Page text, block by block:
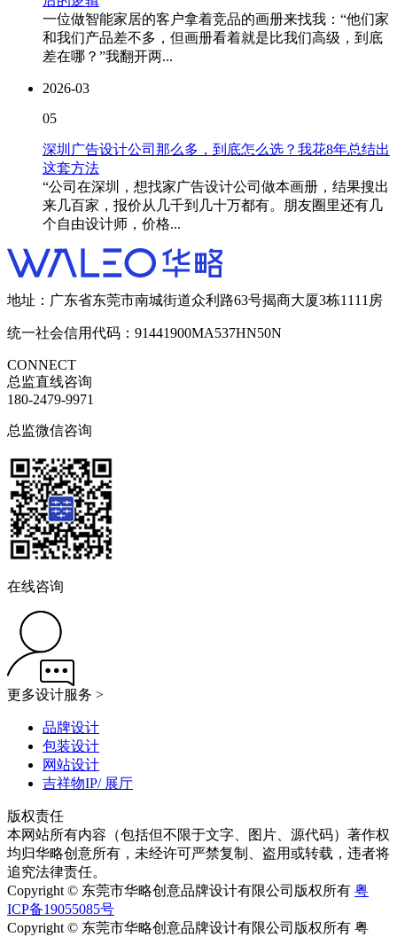
一位做智能家居的客户拿着竞品的画册来找我：“他们家
和我们产品差不多，但画册看着就是比我们高级，到底
差在哪？”我翻开两...
2026-03
05
深圳广告设计公司那么多，到底怎么选？我花8年总结出
这套方法
“公司在深圳，想找家广告设计公司做本画册，结果搜出
来几百家，报价从几千到几十万都有。朋友圈里还有几
个自由设计师，价格...
地址：广东省东莞市南城街道众利路63号揭商大厦3栋1111房
统一社会信用代码：91441900MA537HN50N
CONNECT
总监直线咨询
180-2479-9971
总监微信咨询
在线咨询
更多设计服务 >
品牌设计
包装设计
网站设计
吉祥物IP/ 展厅
版权责任
本网站所有内容（包括但不限于文字、图片、源代码）著作权
均归华略创意所有，未经许可严禁复制、盗用或转载，违者将
追究法律责任。
Copyright © 东莞市华略创意品牌设计有限公司版权所有 粤
ICP备19055085号
Copyright © 东莞市华略创意品牌设计有限公司版权所有 粤